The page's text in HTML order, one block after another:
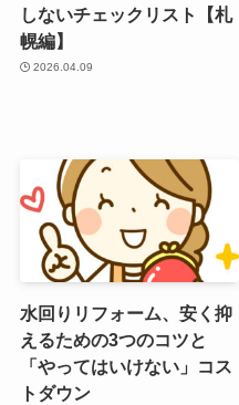
しないチェックリスト【札
幌編】
2026.04.09
水回りリフォーム、安く抑
えるための3つのコツと
「やってはいけない」コス
トダウン